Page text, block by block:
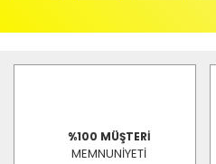
%100 MÜŞTERİ
MEMNUNİYETİ